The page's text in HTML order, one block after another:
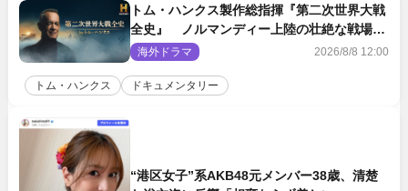
トム・ハンクス製作総指揮『第二次世界大戦
全史』 ノルマンディー上陸の壮絶な戦場を
収めた特別映像解禁
海外ドラマ 2026/8/8 12:00
トム・ハンクス ドキュメンタリー
“港区女子”系AKB48元メンバー38歳、清楚